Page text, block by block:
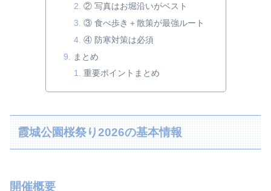
② 写真はお堀沿いがベスト
③ 食べ歩き＋散策が最強ルート
④ 防寒対策は必須
まとめ
重要ポイントまとめ
霞城公園桜祭り2026の基本情報
開催概要